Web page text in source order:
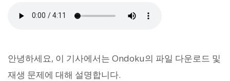
안녕하세요, 이 기사에서는 Ondoku의 파일 다운로드 및
재생 문제에 대해 설명합니다.